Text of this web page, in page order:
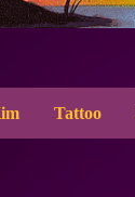
Tattoo